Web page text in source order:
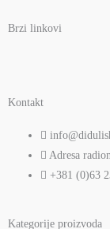
a
e
b
o
o
t
e
r
Brzi linkovi
Kontakt
Adresa
+381 (0)63
Kategorije proizvoda